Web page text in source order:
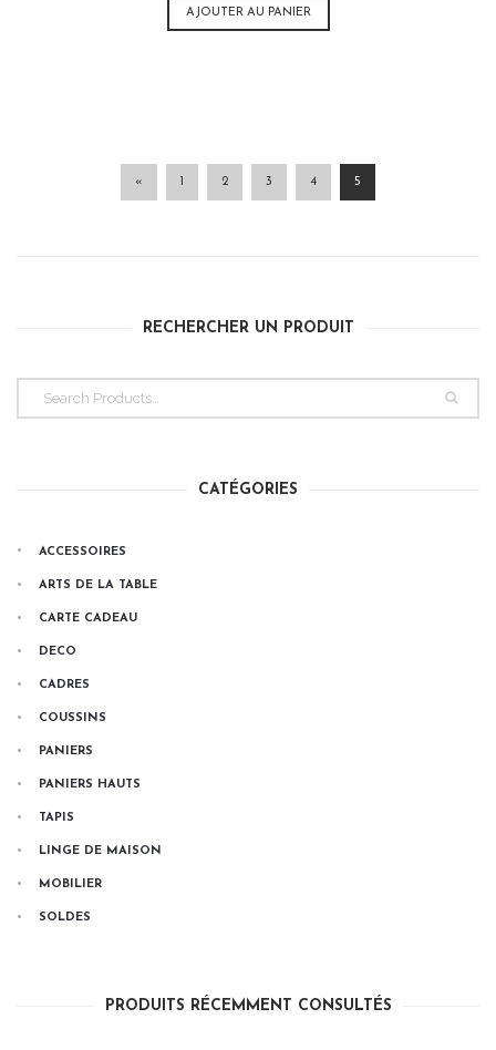
AJOUTER AU PANIER
« 2 3 4 5
RECHERCHER UN PRODUIT
CATÉGORIES
ACCESSOIRES
ARTS DE LA TABLE
CARTE CADEAU
DECO
CADRES
COUSSINS
PANIERS
PANIERS HAUTS
TAPIS
LINGE DE MAISON
MOBILIER
SOLDES
PRODUITS RÉCEMMENT CONSULTÉS